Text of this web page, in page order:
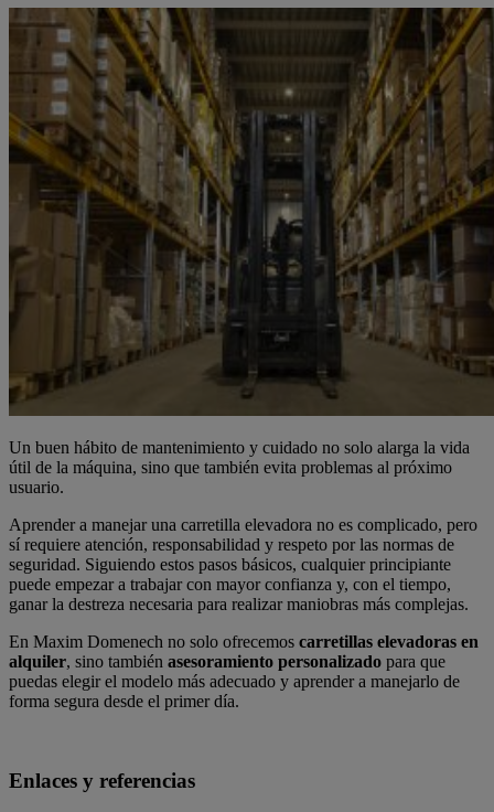
Un buen hábito de mantenimiento y cuidado no solo alarga la vida
útil de la máquina, sino que también evita problemas al próximo
usuario.
Aprender a manejar una carretilla elevadora no es complicado, pero
sí requiere atención, responsabilidad y respeto por las normas de
seguridad. Siguiendo estos pasos básicos, cualquier principiante
puede empezar a trabajar con mayor confianza y, con el tiempo,
ganar la destreza necesaria para realizar maniobras más complejas.
En Maxim Domenech no solo ofrecemos carretillas elevadoras en
alquiler, sino también asesoramiento personalizado para que
puedas elegir el modelo más adecuado y aprender a manejarlo de
forma segura desde el primer día.
Enlaces y referencias